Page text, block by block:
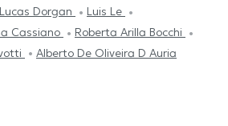
Dorgan
Luis Le
Cassiano
Roberta Arilla Bocchi
Alberto De Oliveira D Auria